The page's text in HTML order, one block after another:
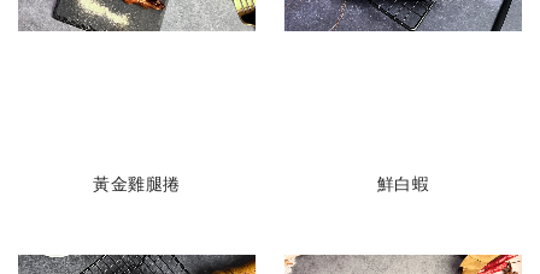
黃金雞腿捲 鮮白蝦